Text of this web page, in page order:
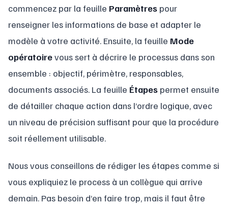
commencez par la feuille Paramètres pour
renseigner les informations de base et adapter le
modèle à votre activité. Ensuite, la feuille Mode
opératoirevous sert à décrire le processus dans son
ensemble : objectif, périmètre, responsables,
documents associés. La feuille Étapes permet ensuite
de détailler chaque action dans l’ordre logique, avec
un niveau de précision suffisant pour que la procédure
soit réellement utilisable.
Nous vous conseillons de rédiger les étapes comme si
vous expliquiez le process à un collègue qui arrive
demain. Pas besoin d’en faire trop, mais il faut être